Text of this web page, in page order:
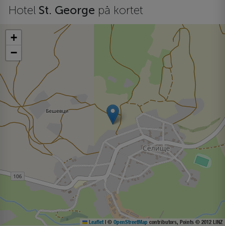
Hotel St. George på kortet
+
−
Leaflet | © OpenStreetMap contributors, Points © 2012 LINZ